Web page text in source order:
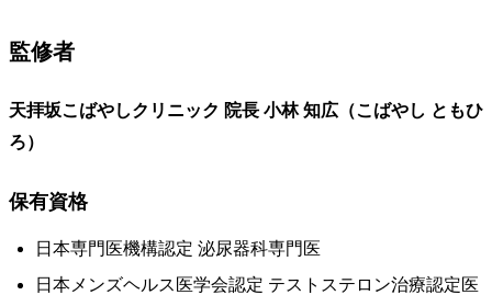
監修者
天拝坂こばやしクリニック 院長 小林 知広（こばやし ともひ
ろ）
保有資格
日本専門医機構認定 泌尿器科専門医
日本メンズヘルス医学会認定 テストステロン治療認定医